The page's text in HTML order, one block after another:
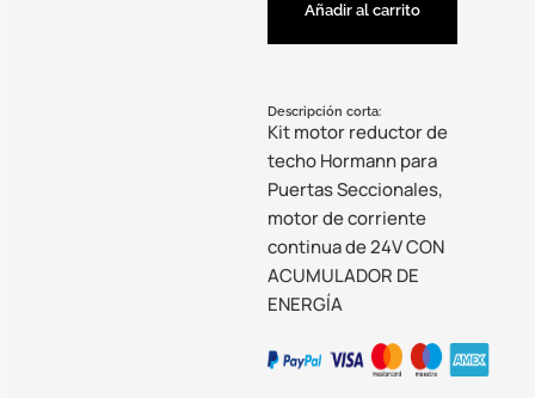
Añadir al carrito
Descripción corta:
Kit motor reductor de
techo Hormann para
Puertas Seccionales,
motor de corriente
continua de 24V CON
ACUMULADOR DE
ENERGÍA